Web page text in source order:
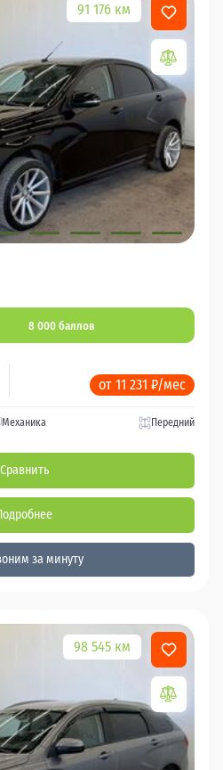
91 176 км
8 000 баллов
от 11 231 ₽/мес
Механика Передний
Сравнить
за минуту
98 545 км